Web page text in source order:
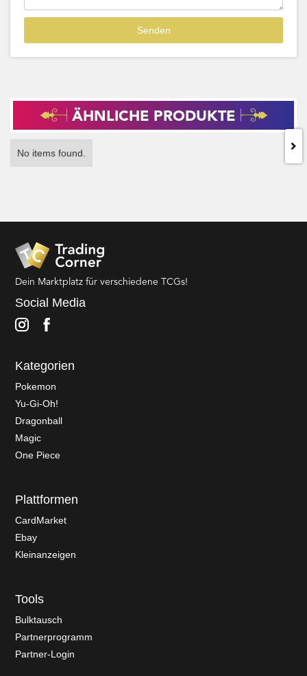
ÄHNLICHE PRODUKTE
No items found.
Dein Marktplatz für verschiedene TCGs!
Social Media
Kategorien
Pokemon
Yu-Gi-Oh!
Dragonball
Magic
One Piece
Plattformen
CardMarket
Ebay
Kleinanzeigen
Tools
Bulktausch
Partnerprogramm
Partner-Login